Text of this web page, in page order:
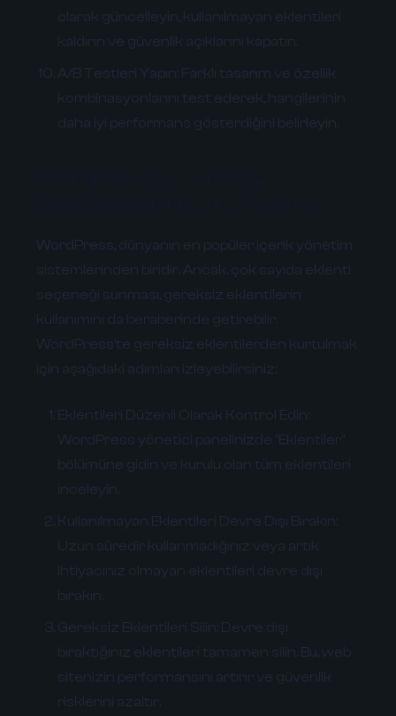
olarak güncelleyin, kullanılmayan eklentileri
kaldırın ve güvenlik açıklarını kapatın.
A/B Testleri Yapın: Farklı tasarım ve özellik
kombinasyonlarını test ederek, hangilerinin
daha iyi performans gösterdiğini belirleyin.
WordPress, dünyanın en popüler içerik yönetim
sistemlerinden biridir. Ancak, çok sayıda eklenti
seçeneği sunması, gereksiz eklentilerin
kullanımını da beraberinde getirebilir.
WordPress'te gereksiz eklentilerden kurtulmak
için aşağıdaki adımları izleyebilirsiniz:
Eklentileri Düzenli Olarak Kontrol Edin:
WordPress yönetici panelinizde "Eklentiler"
bölümüne gidin ve kurulu olan tüm eklentileri
inceleyin.
Kullanılmayan Eklentileri Devre Dışı Bırakın:
Uzun süredir kullanmadığınız veya artık
ihtiyacınız olmayan eklentileri devre dışı
bırakın.
Gereksiz Eklentileri Silin: Devre dışı
bıraktığınız eklentileri tamamen silin. Bu, web
sitenizin performansını artırır ve güvenlik
risklerini azaltır.